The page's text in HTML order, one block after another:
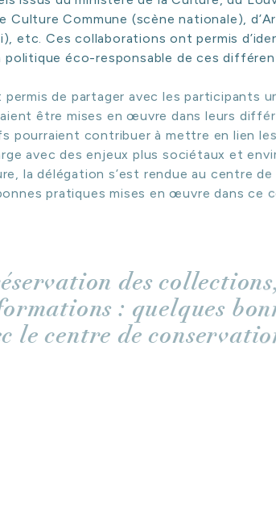
Culture Commune (scène nationale),
etc. Ces collaborations ont permis
politique éco-responsable de ces
être mises en œuvre dans leurs
pourraient contribuer à mettre en lien
avec des enjeux plus sociétaux et
la délégation s’est rendue au centre de
pratiques mises en œuvre dans ce
: quelques
le centre de